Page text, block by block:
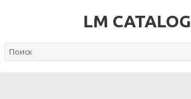
LM CATALOG